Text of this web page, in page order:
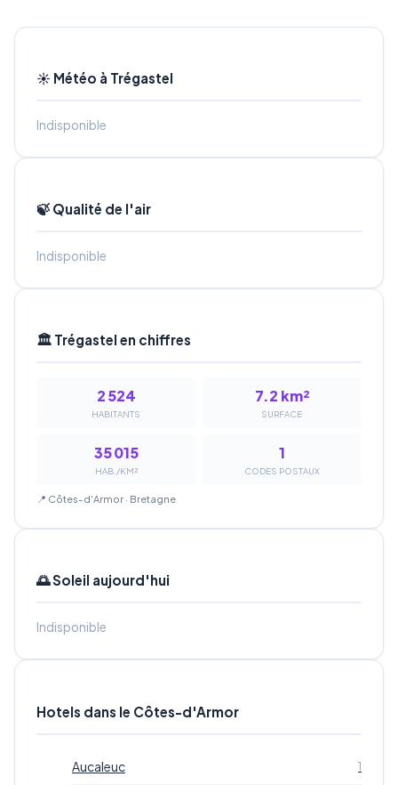
☀️ Météo à Trégastel
Indisponible
🍃 Qualité de l'air
Indisponible
🏛️ Trégastel en chiffres
2 524
HABITANTS
7.2 km²
SURFACE
35 015
HAB./KM²
1
CODES POSTAUX
📍 Côtes-d'Armor · Bretagne
🌅 Soleil aujourd'hui
Indisponible
Hotels dans le Côtes-d'Armor
Aucaleuc 1